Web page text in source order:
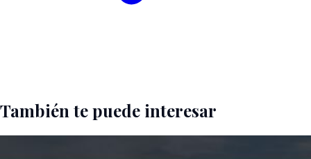
También te puede interesar